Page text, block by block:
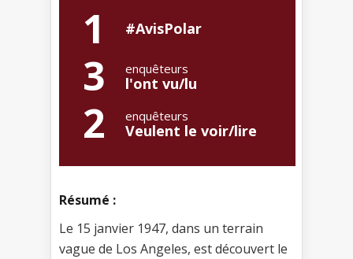
1 #AvisPolar
3 enquêteurs
l'ont vu/lu
2 enquêteurs
Veulent le voir/lire
Résumé :
Le 15 janvier 1947, dans un terrain
vague de Los Angeles, est découvert le